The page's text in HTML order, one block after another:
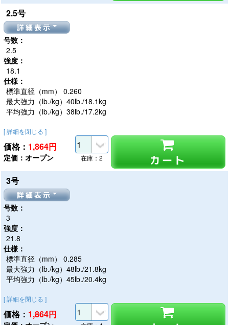
2.5号
詳細表示
号数：
2.5
強度：
18.1
仕様：
標準直径（mm） 0.260
最大強力（lb./kg）40lb./18.1kg
平均強力（lb./kg）38lb./17.2kg
[ 詳細を閉じる ]
価格： 1,864円
定価：オープン カート
在庫：2
3号
詳細表示
号数：
3
強度：
21.8
仕様：
標準直径（mm） 0.285
最大強力（lb./kg）48lb./21.8kg
平均強力（lb./kg）45lb./20.4kg
[ 詳細を閉じる ]
価格： 1,864円